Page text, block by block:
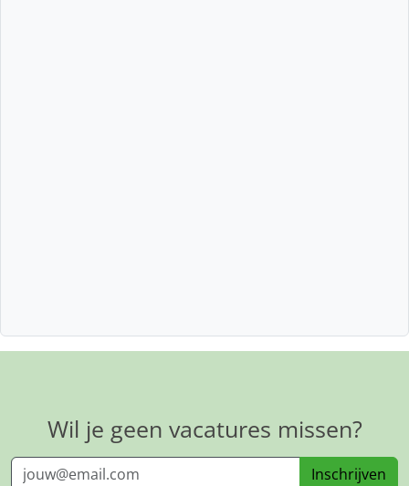
Wil je geen vacatures missen?
Inschrijven